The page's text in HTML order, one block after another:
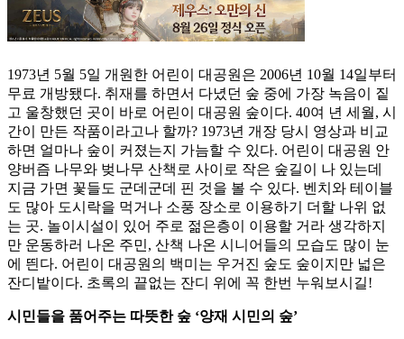
1973년 5월 5일 개원한 어린이 대공원은 2006년 10월 14일부터
무료 개방됐다. 취재를 하면서 다녔던 숲 중에 가장 녹음이 짙
고 울창했던 곳이 바로 어린이 대공원 숲이다. 40여 년 세월, 시
간이 만든 작품이라고나 할까? 1973년 개장 당시 영상과 비교
하면 얼마나 숲이 커졌는지 가늠할 수 있다. 어린이 대공원 안
양버즘 나무와 벚나무 산책로 사이로 작은 숲길이 나 있는데
지금 가면 꽃들도 군데군데 핀 것을 볼 수 있다. 벤치와 테이블
도 많아 도시락을 먹거나 소풍 장소로 이용하기 더할 나위 없
는 곳. 놀이시설이 있어 주로 젊은층이 이용할 거라 생각하지
만 운동하러 나온 주민, 산책 나온 시니어들의 모습도 많이 눈
에 띈다. 어린이 대공원의 백미는 우거진 숲도 숲이지만 넓은
잔디밭이다. 초록의 끝없는 잔디 위에 꼭 한번 누워보시길!
시민들을 품어주는 따뜻한 숲 ‘양재 시민의 숲’